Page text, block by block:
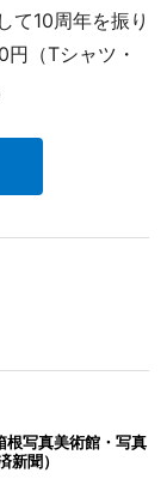
て10周年を振り
（Tシャツ・
根写真美術館・写真
新聞）